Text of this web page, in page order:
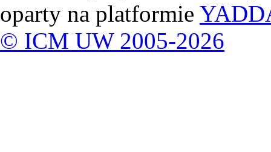
oparty na platformie
© ICM UW 2005-2026